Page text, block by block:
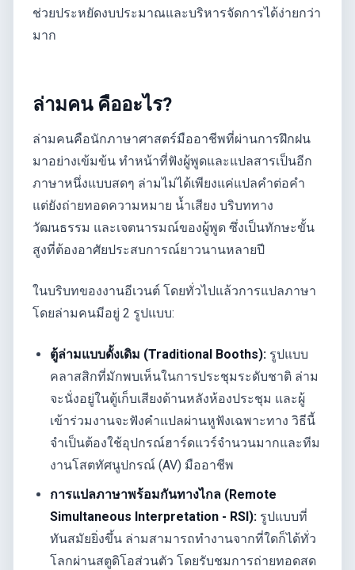
ช่วยประหยัดงบประมาณและบริหารจัดการได้ง่ายกว่า
มาก
ล่ามคน คืออะไร?
ล่ามคนคือนักภาษาศาสตร์มืออาชีพที่ผ่านการฝึกฝน
มาอย่างเข้มข้น ทำหน้าที่ฟังผู้พูดและแปลสารเป็นอีก
ภาษาหนึ่งแบบสดๆ ล่ามไม่ได้เพียงแค่แปลคำต่อคำ
แต่ยังถ่ายทอดความหมาย น้ำเสียง บริบททาง
วัฒนธรรม และเจตนารมณ์ของผู้พูด ซึ่งเป็นทักษะขั้น
สูงที่ต้องอาศัยประสบการณ์ยาวนานหลายปี
ในบริบทของงานอีเวนต์ โดยทั่วไปแล้วการแปลภาษา
โดยล่ามคนมีอยู่ 2 รูปแบบ:
ตู้ล่ามแบบดั้งเดิม (Traditional Booths): รูปแบบ
คลาสสิกที่มักพบเห็นในการประชุมระดับชาติ ล่าม
จะนั่งอยู่ในตู้เก็บเสียงด้านหลังห้องประชุม และผู้
เข้าร่วมงานจะฟังคำแปลผ่านหูฟังเฉพาะทาง วิธีนี้
จำเป็นต้องใช้อุปกรณ์ฮาร์ดแวร์จำนวนมากและทีม
งานโสตทัศนูปกรณ์ (AV) มืออาชีพ
การแปลภาษาพร้อมกันทางไกล (Remote
Simultaneous Interpretation - RSI): รูปแบบที่
ทันสมัยยิ่งขึ้น ล่ามสามารถทำงานจากที่ใดก็ได้ทั่ว
โลกผ่านสตูดิโอส่วนตัว โดยรับชมการถ่ายทอดสด